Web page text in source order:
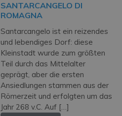
SANTARCANGELO DI
ROMAGNA
Santarcangelo ist ein reizendes
und lebendiges Dorf: diese
Kleinstadt wurde zum größten
Teil durch das Mittelalter
geprägt, aber die ersten
Ansiedlungen stammen aus der
Römerzeit und erfolgten um das
Jahr 268 v.C. Auf […]